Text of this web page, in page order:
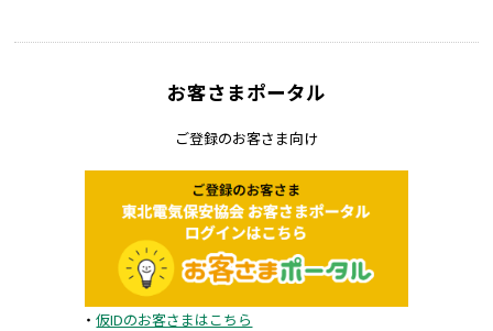
お客さまポータル
ご登録のお客さま向け
・仮IDのお客さまはこちら